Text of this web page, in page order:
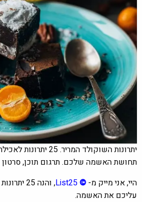
יתרונות השוקולד המריר. 25
תחושת האשמה שלכם. תרגום תוכן, סרטון
היי, אני מייק מ-©
List25
,
והנה 25
עליכם את האשמה.